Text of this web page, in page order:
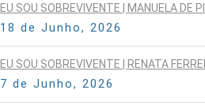
EU SOU SOBREVIVENTE | MANUELA DE
18 de Junho, 2026
EU SOU SOBREVIVENTE | RENATA
7 de Junho, 2026